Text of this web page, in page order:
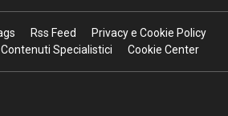
Rss Feed
Privacy e Cookie Policy
Specialistici
Cookie Center